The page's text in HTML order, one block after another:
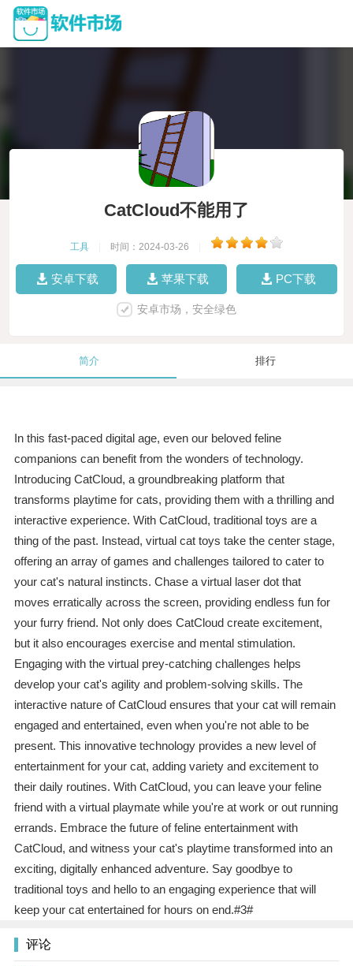
CatCloud不能用了
工具 时间：2024-03-26
安卓下载 苹果下载 PC下载
安卓市场，安全绿色
简介 排行
In this fast-paced digital age, even our beloved feline
companions can benefit from the wonders of technology.
Introducing CatCloud, a groundbreaking platform that
transforms playtime for cats, providing them with a thrilling and
interactive experience. With CatCloud, traditional toys are a
thing of the past. Instead, virtual cat toys take the center stage,
offering an array of games and challenges tailored to cater to
your cat's natural instincts. Chase a virtual laser dot that
moves erratically across the screen, providing endless fun for
your furry friend. Not only does CatCloud create excitement,
but it also encourages exercise and mental stimulation.
Engaging with the virtual prey-catching challenges helps
develop your cat's agility and problem-solving skills. The
interactive nature of CatCloud ensures that your cat will remain
engaged and entertained, even when you're not able to be
present. This innovative technology provides a new level of
entertainment for your cat, adding variety and excitement to
their daily routines. With CatCloud, you can leave your feline
friend with a virtual playmate while you're at work or out running
errands. Embrace the future of feline entertainment with
CatCloud, and witness your cat's playtime transformed into an
exciting, digitally enhanced adventure. Say goodbye to
traditional toys and hello to an engaging experience that will
keep your cat entertained for hours on end.#3#
评论